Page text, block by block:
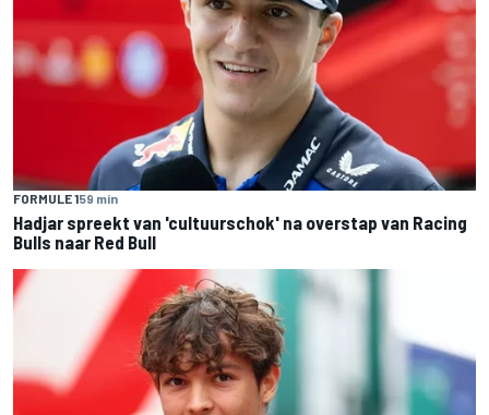
FORMULE 159 min
Hadjar spreekt van 'cultuurschok' na overstap van Racing
Bulls naar Red Bull